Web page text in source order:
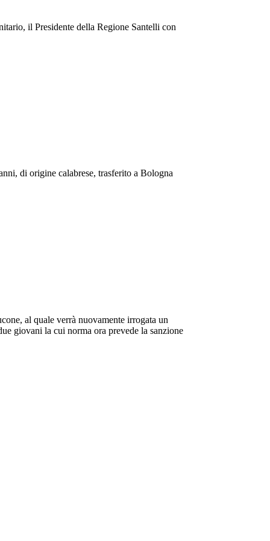
il Presidente della Regione Santelli con
di origine calabrese, trasferito a Bologna
al quale verrà nuovamente irrogata un
giovani la cui norma ora prevede la sanzione